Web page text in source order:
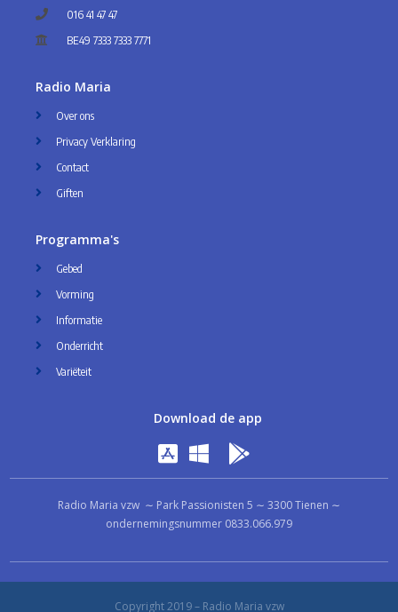
016 41 47 47
BE49 7333 7333 7771
Radio Maria
Over ons
Privacy Verklaring
Contact
Giften
Programma's
Gebed
Vorming
Informatie
Onderricht
Variëteit
Download de app
Radio Maria vzw ∼ Park Passionisten 5 ∼ 3300 Tienen ∼
ondernemingsnummer 0833.066.979
Copyright 2019 – Radio Maria vzw